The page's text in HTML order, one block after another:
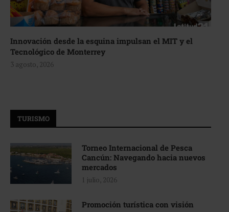
Innovación desde la esquina impulsan el MIT y el
Tecnológico de Monterrey
3 agosto, 2026
TURISMO
Torneo Internacional de Pesca
Cancún: Navegando hacia nuevos
mercados
1 julio, 2026
Promoción turística con visión